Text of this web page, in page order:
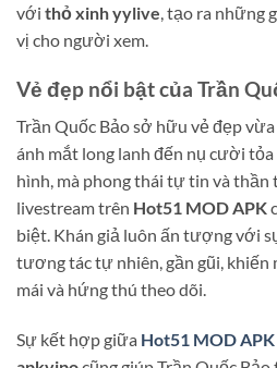
với thỏ xinh yylive, tạo ra những
vị cho người xem.
Vẻ đẹp nổi bật của Trần
Trần Quốc Bảo sở hữu vẻ đẹp
ánh mắt long lanh đến nụ cười tỏa
hình, mà phong thái tự tin và thần
livestream trên Hot51 MOD APK
biệt. Khán giả luôn ấn tượng với
tương tác tự nhiên, gần gũi,
mái và hứng thú theo dõi.
Sự kết hợp giữa Hot51 MOD APK